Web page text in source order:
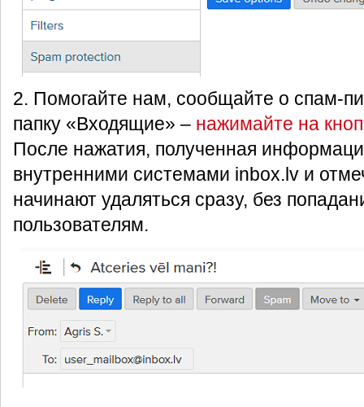
2. Помогайте нам, сообщайте о спам-
папку «Входящие» – нажимайте на
После нажатия, полученная
внутренними системами inbox.lv и
начинают удаляться сразу, без
пользователям.